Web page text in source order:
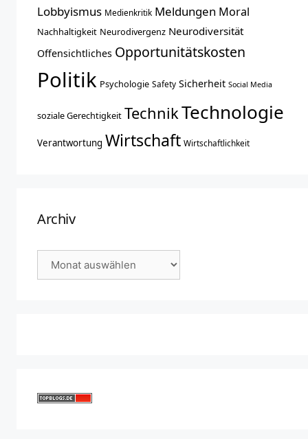
Lobbyismus Medienkritik Meldungen Moral
Nachhaltigkeit Neurodivergenz Neurodiversität
Offensichtliches Opportunitätskosten
Politik Psychologie Safety Sicherheit Social Media
soziale Gerechtigkeit TechnikTechnologie
Verantwortung Wirtschaft Wirtschaftlichkeit
Archiv
Archiv